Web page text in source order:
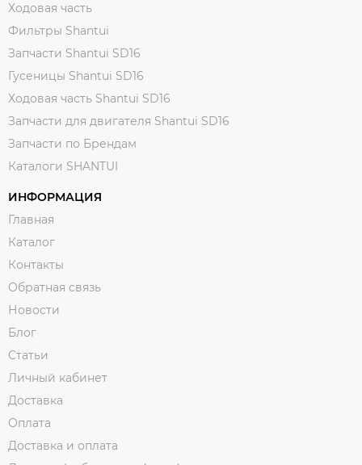
Ходовая часть
Фильтры Shantui
Запчасти Shantui SD16
Гусеницы Shantui SD16
Ходовая часть Shantui SD16
Запчасти для двигателя Shantui SD16
Запчасти по Брендам
Каталоги SHANTUI
ИНФОРМАЦИЯ
Главная
Каталог
Контакты
Обратная связь
Новости
Блог
Статьи
Личный кабинет
Доставка
Оплата
Доставка и оплата